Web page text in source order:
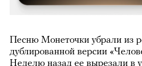
Песню Монеточки убрали из
дублированной версии
Неделю назад ее вырезали в